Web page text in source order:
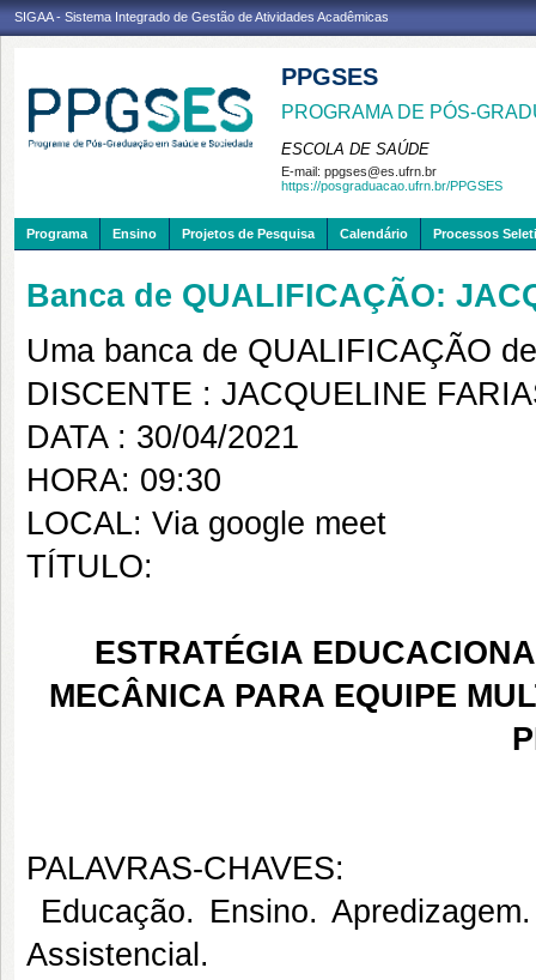
SIGAA - Sistema Integrado de Gestão de Atividades Acadêmicas
PPGSES
PROGRAMA DE PÓS-
ESCOLA DE SAÚDE
E-mail: ppgses@es.ufrn.br
https://posgraduacao.ufrn.br/PPGSES
Programa Ensino Projetos de Pesquisa Calendário Processos
Banca de QUALIFICAÇÃO:
Uma banca de QUALIFICAÇÃO
DISCENTE : JACQUELINE
DATA : 30/04/2021
HORA: 09:30
LOCAL: Via google meet
TÍTULO:
ESTRATÉGIA
MECÂNICA PARA EQUIPE
PALAVRAS-CHAVES:
Educação. Ensino.
Assistencial.